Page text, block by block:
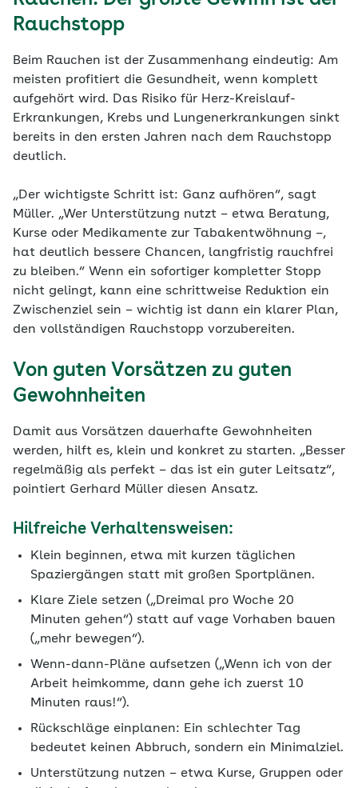
Rauchstopp
Beim Rauchen ist der Zusammenhang eindeutig: Am
meisten profitiert die Gesundheit, wenn komplett
aufgehört wird. Das Risiko für Herz-Kreislauf-
Erkrankungen, Krebs und Lungenerkrankungen sinkt
bereits in den ersten Jahren nach dem Rauchstopp
deutlich.
„Der wichtigste Schritt ist: Ganz aufhören“, sagt
Müller. „Wer Unterstützung nutzt – etwa Beratung,
Kurse oder Medikamente zur Tabakentwöhnung –,
hat deutlich bessere Chancen, langfristig rauchfrei
zu bleiben.“ Wenn ein sofortiger kompletter Stopp
nicht gelingt, kann eine schrittweise Reduktion ein
Zwischenziel sein – wichtig ist dann ein klarer Plan,
den vollständigen Rauchstopp vorzubereiten.
Von guten Vorsätzen zu guten
Gewohnheiten
Damit aus Vorsätzen dauerhafte Gewohnheiten
werden, hilft es, klein und konkret zu starten. „Besser
regelmäßig als perfekt – das ist ein guter Leitsatz“,
pointiert Gerhard Müller diesen Ansatz.
Hilfreiche Verhaltensweisen:
Klein beginnen, etwa mit kurzen täglichen
Spaziergängen statt mit großen Sportplänen.
Klare Ziele setzen („Dreimal pro Woche 20
Minuten gehen“) statt auf vage Vorhaben bauen
(„mehr bewegen“).
Wenn-dann-Pläne aufsetzen („Wenn ich von der
Arbeit heimkomme, dann gehe ich zuerst 10
Minuten raus!“).
Rückschläge einplanen: Ein schlechter Tag
bedeutet keinen Abbruch, sondern ein Minimalziel.
Unterstützung nutzen – etwa Kurse, Gruppen oder